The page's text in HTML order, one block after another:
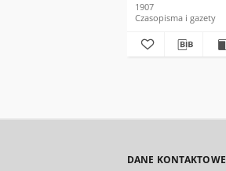
1907
Czasopisma i gazety
DANE KONTAKTOWE